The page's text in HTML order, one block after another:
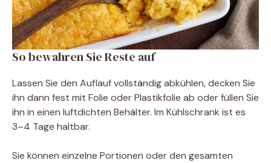
So bewahren Sie Reste auf
Lassen Sie den Auflauf vollständig abkühlen, decken Sie
ihn dann fest mit Folie oder Plastikfolie ab oder füllen Sie
ihn in einen luftdichten Behälter. Im Kühlschrank ist es
3–4 Tage haltbar.
Sie können einzelne Portionen oder den gesamten